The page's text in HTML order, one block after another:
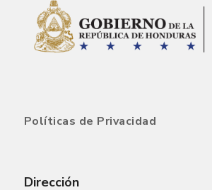
Políticas de Privacidad
Dirección